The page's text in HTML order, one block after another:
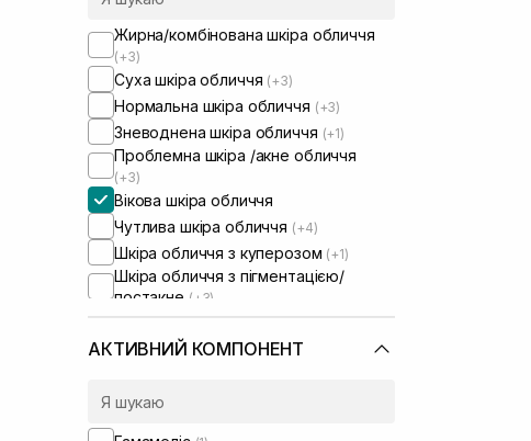
Жирна/комбінована шкіра обличчя
(+3)
Суха шкіра обличчя (+3)
Нормальна шкіра обличчя (+3)
Зневоднена шкіра обличчя (+1)
Проблемна шкіра /акне обличчя
(+3)
Вікова шкіра обличчя
Чутлива шкіра обличчя (+4)
Шкіра обличчя з куперозом (+1)
Шкіра обличчя з пігментацією/
постакне (+3)
Шкіра обличчя з розширеними
порами(+3)
Шкіра обличчя з порушеним
Шкіра обличчя з порушеним
АКТИВНИЙ КОМПОНЕНТ